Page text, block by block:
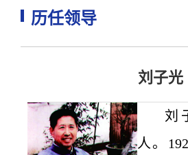
历任领导
刘子光
刘
人。